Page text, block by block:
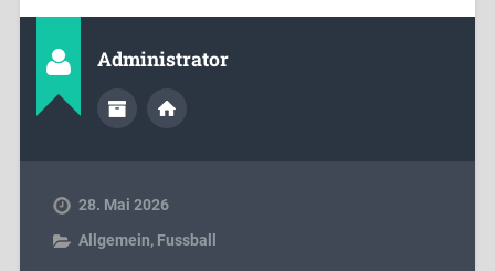
Administrator
28. Mai 2026
Allgemein, Fussball